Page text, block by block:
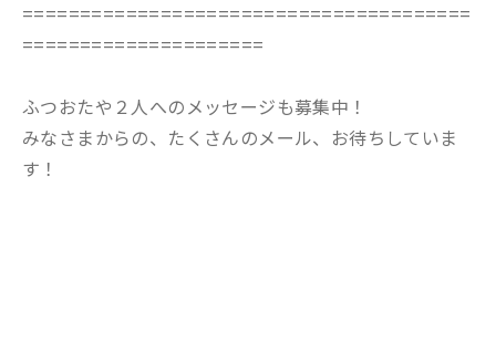
=======================================
=====================
ふつおたや２人へのメッセージも募集中！
みなさまからの、たくさんのメール、お待ちしていま
す！